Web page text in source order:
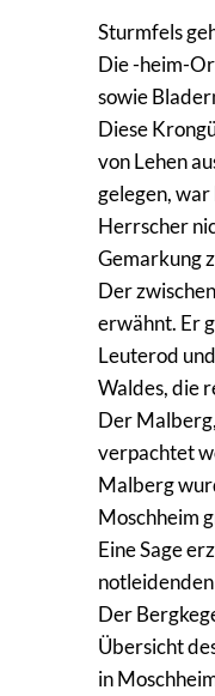
Sturmfels
Die -heim-
sowie
Diese
von Lehen
gelegen,
Herrscher
Gemarkung
Der
erwähnt. Er
Leuterod
Waldes, die
Der
verpachtet
Malberg
Moschheim
Eine Sage
Der
Übersicht
in